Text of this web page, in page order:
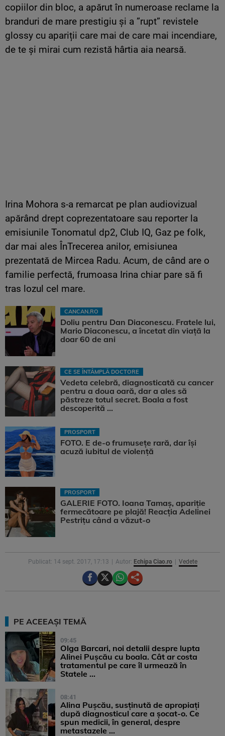
copiilor din bloc, a apărut în numeroase reclame la
branduri de mare prestigiu și a ”rupt” revistele
glossy cu apariții care mai de care mai incendiare,
de te și mirai cum rezistă hârtia aia nearsă.
Irina Mohora s-a remarcat pe plan audiovizual
apărând drept coprezentatoare sau reporter la
emisiunile Tonomatul dp2, Club IQ, Gaz pe folk,
dar mai ales ÎnTrecerea anilor, emisiunea
prezentată de Mircea Radu. Acum, de când are o
familie perfectă, frumoasa Irina chiar pare să fi
tras lozul cel mare.
CANCAN.RO
Doliu pentru Dan Diaconescu. Fratele lui,
Mario Diaconescu, a încetat din viață la
doar 60 de ani
CE SE ÎNTÂMPLĂ DOCTORE
Vedeta celebră, diagnosticată cu cancer
pentru a doua oară, dar a ales să
păstreze totul secret. Boala a fost
descoperită ...
PROSPORT
FOTO. E de-o frumusețe rară, dar își
acuză iubitul de violență
PROSPORT
GALERIE FOTO. Ioana Tamaş, apariție
fermecătoare pe plajă! Reacția Adelinei
Pestrițu când a văzut-o
Publicat: 14 sept. 2017, 17:13 Autor: Echipa Ciao.ro Vedete
PE ACEEAȘI TEMĂ
09:45
Olga Barcari, noi detalii despre lupta
Alinei Pușcău cu boala. Cât ar costa
tratamentul pe care îl urmează în
Statele ...
08:41
Alina Pușcău, susținută de apropiați
după diagnosticul care a șocat-o. Ce
spun medicii, în general, despre
metastazele ...